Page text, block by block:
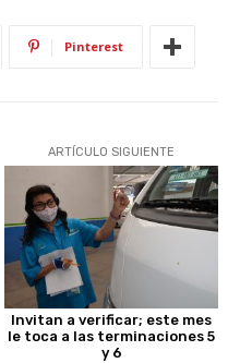
Pinterest
ARTÍCULO SIGUIENTE
Invitan a verificar; este mes
le toca a las terminaciones 5
y 6